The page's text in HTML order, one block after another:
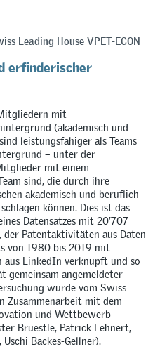
Leading House VPET-ECON
erfinderischer
mit
(akademisch und
leistungsfähiger als Teams
– unter der
mit einem
sind, die durch ihre
akademisch und beruflich
können. Dies ist das
Datensatzes mit 20’707
Patentaktivitäten aus Daten
von 1980 bis 2019 mit
LinkedIn verknüpft und so
gemeinsam angemeldeter
wurde vom Swiss
Zusammenarbeit mit dem
und Wettbewerb
Bruestle, Patrick Lehnert,
Backes-Gellner).